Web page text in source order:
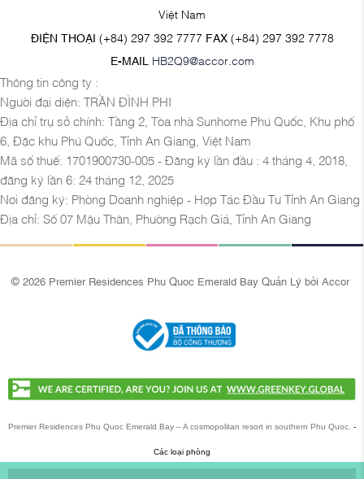
Việt Nam
ĐIỆN THOẠI (+84) 297 392 7777 FAX (+84) 297 392 7778
E-MAIL HB2Q9@accor.com
Thông tin công ty :
Người đại diện: TRẦN ĐÌNH PHI
Địa chỉ trụ sở chính: Tầng 2, Tòa nhà Sunhome Phú Quốc, Khu phố
6, Đặc khu Phú Quốc, Tỉnh An Giang, Việt Nam
Mã số thuế: 1701900730-005 - Đăng ký lần đầu : 4 tháng 4, 2018,
đăng ký lần 6: 24 tháng 12, 2025
Nơi đăng ký: Phòng Doanh nghiệp - Hợp Tác Đầu Tư Tỉnh An Giang
Địa chỉ: Số 07 Mậu Thân, Phường Rạch Giá, Tỉnh An Giang
© 2026 Premier Residences Phu Quoc Emerald Bay Quản Lý bởi Accor
Premier Residences Phu Quoc Emerald Bay – A cosmopolitan resort in southern Phu Quoc. -
Các loại phòng